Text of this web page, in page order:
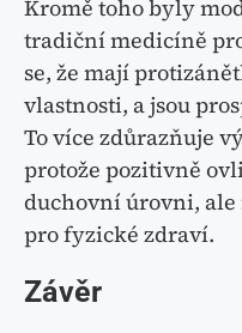
Kromě toho byly
tradiční medicíně
se, že mají
vlastnosti, a jsou
To více zdůrazňuje
protože pozitivně
duchovní úrovni,
pro fyzické zdraví.
Závěr